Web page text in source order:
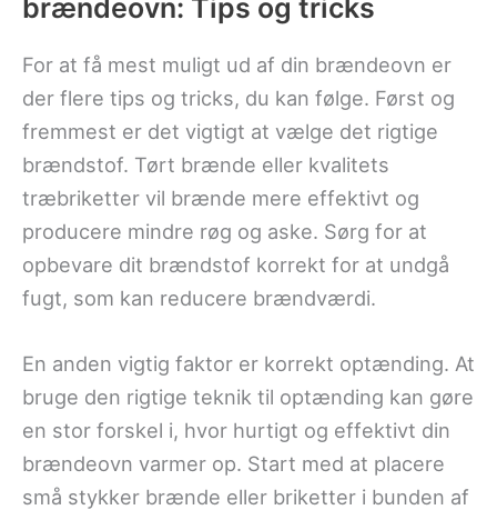
brændeovn: Tips og tricks
For at få mest muligt ud af din brændeovn er
der flere tips og tricks, du kan følge. Først og
fremmest er det vigtigt at vælge det rigtige
brændstof. Tørt brænde eller kvalitets
træbriketter vil brænde mere effektivt og
producere mindre røg og aske. Sørg for at
opbevare dit brændstof korrekt for at undgå
fugt, som kan reducere brændværdi.
En anden vigtig faktor er korrekt optænding. At
bruge den rigtige teknik til optænding kan gøre
en stor forskel i, hvor hurtigt og effektivt din
brændeovn varmer op. Start med at placere
små stykker brænde eller briketter i bunden af